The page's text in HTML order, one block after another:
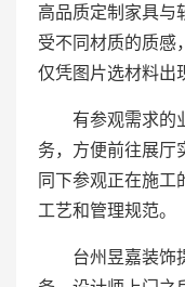
高品质定制家具与
受不同材质的质感
仅凭图片选材料出
有参观需求的
务，方便前往展厅
同下参观正在施工
工艺和管理规范。
台州昱嘉装饰